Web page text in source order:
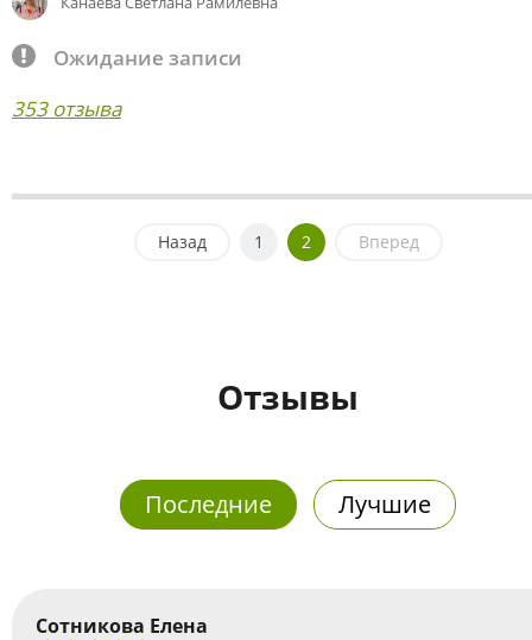
Ожидание записи
353 отзыва
Назад 1 2 Вперед
Отзывы
Последние Лучшие
Сотникова Елена